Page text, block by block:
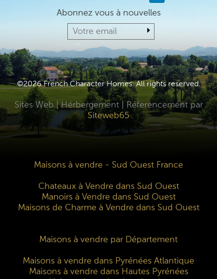
Abonnez vous à nouvelles
©2026 French Character Homes. All rights reserved.
Sites Web | Hérbergement | Réferencement par
Siteweb65
Maisons à vendre - Sud Ouest France
Chateaux à Vendre dans Sud Ouest
Manoirs à Vendre dans Sud Ouest
Maisons de Charme à Vendre dans Sud Ouest
Maisons à vendre par Département
Maisons à vendre dans Pyrénées Atlantique
Maisons à vendre dans Hautes Pyrénées